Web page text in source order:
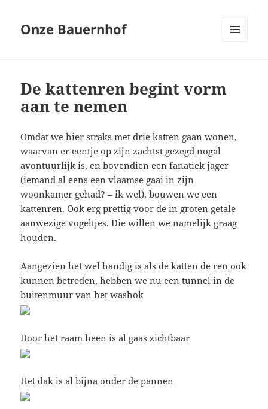
Onze Bauernhof
De kattenren begint vorm
aan te nemen
Omdat we hier straks met drie katten gaan wonen,
waarvan er eentje op zijn zachtst gezegd nogal
avontuurlijk is, en bovendien een fanatiek jager
(iemand al eens een vlaamse gaai in zijn
woonkamer gehad? – ik wel), bouwen we een
kattenren. Ook erg prettig voor de in groten getale
aanwezige vogeltjes. Die willen we namelijk graag
houden.
Aangezien het wel handig is als de katten de ren ook
kunnen betreden, hebben we nu een tunnel in de
buitenmuur van het washok
Door het raam heen is al gaas zichtbaar
Het dak is al bijna onder de pannen